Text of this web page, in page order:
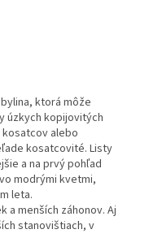
ktorá môže
úzkych kopijovitých
alebo
kosatcovité. Listy
a na prvý pohľad
modrými kvetmi,
leta.
a menších záhonov. Aj
stanovištiach, v